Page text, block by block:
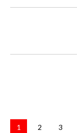
1 2 3